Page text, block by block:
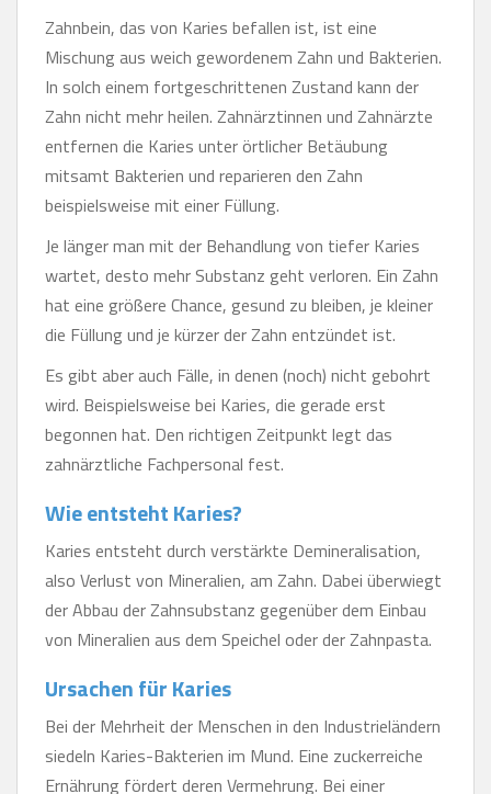
Zahnbein, das von Karies befallen ist, ist eine
Mischung aus weich gewordenem Zahn und Bakterien.
In solch einem fortgeschrittenen Zustand kann der
Zahn nicht mehr heilen. Zahnärztinnen und Zahnärzte
entfernen die Karies unter örtlicher Betäubung
mitsamt Bakterien und reparieren den Zahn
beispielsweise mit einer Füllung.
Je länger man mit der Behandlung von tiefer Karies
wartet, desto mehr Substanz geht verloren. Ein Zahn
hat eine größere Chance, gesund zu bleiben, je kleiner
die Füllung und je kürzer der Zahn entzündet ist.
Es gibt aber auch Fälle, in denen (noch) nicht gebohrt
wird. Beispielsweise bei Karies, die gerade erst
begonnen hat. Den richtigen Zeitpunkt legt das
zahnärztliche Fachpersonal fest.
Wie entsteht Karies?
Karies entsteht durch verstärkte Demineralisation,
also Verlust von Mineralien, am Zahn. Dabei überwiegt
der Abbau der Zahnsubstanz gegenüber dem Einbau
von Mineralien aus dem Speichel oder der Zahnpasta.
Ursachen für Karies
Bei der Mehrheit der Menschen in den Industrieländern
siedeln Karies-Bakterien im Mund. Eine zuckerreiche
Ernährung fördert deren Vermehrung. Bei einer